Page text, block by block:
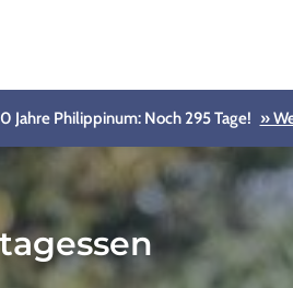
Jahre Philippinum: Noch 295 Tage! »